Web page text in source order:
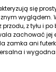
się
wyglądem.
z tyłu i
zachować jej
zamka ani
i